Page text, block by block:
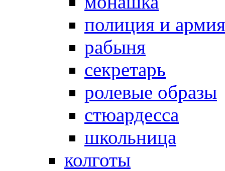
полиция и армия
рабыня
секретарь
ролевые образы
стюардесса
школьница
колготы